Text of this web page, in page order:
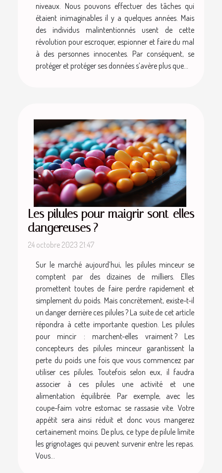
niveaux. Nous pouvons effectuer des tâches qui
étaient inimaginables il y a quelques années. Mais
des individus malintentionnés usent de cette
révolution pour escroquer, espionner et faire du mal
à des personnes innocentes. Par conséquent, se
protéger et protéger ses données s’avère plus que...
Les pilules pour maigrir sont-elles
dangereuses ?
24 octobre 2023 21:47
Sur le marché aujourd’hui, les pilules minceur se
comptent par des dizaines de milliers. Elles
promettent toutes de faire perdre rapidement et
simplement du poids. Mais concrètement, existe-t-il
un danger derrière ces pilules ? La suite de cet article
répondra à cette importante question. Les pilules
pour mincir : marchent-elles vraiment ? Les
concepteurs des pilules minceur garantissent la
perte du poids une fois que vous commencez par
utiliser ces pilules. Toutefois selon eux, il faudra
associer à ces pilules une activité et une
alimentation équilibrée. Par exemple, avec les
coupe-faim votre estomac se rassasie vite. Votre
appétit sera ainsi réduit et donc vous mangerez
certainement moins. De plus, ce type de pilule limite
les grignotages qui peuvent survenir entre les repas.
Vous...